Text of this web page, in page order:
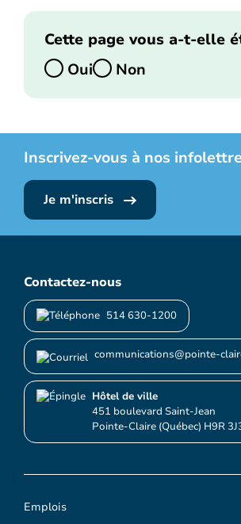
Cette page vous a-t-elle
Oui
Non
Inscrivez-vous à nos
Je m'inscris
Emplois
Contactez-nous
514 630-1200
communications@pointe-
Hôtel de ville
451 boulevard Saint-Jean
Pointe-Claire (Québec) H9R